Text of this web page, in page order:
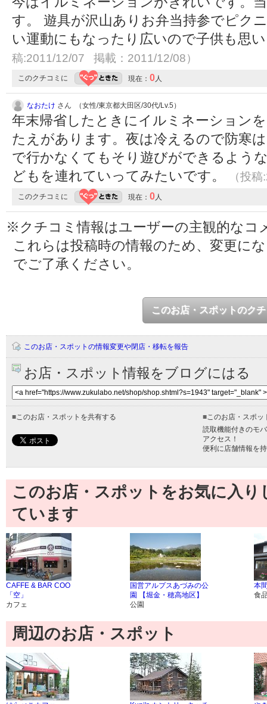
す。 遊具が沢山ありお弁当持参でピク
い運動にもなったり広いので子供も思
稿:2011/12/07 掲載：2011/12/08）
このクチコミに 現在： 0人
なおたけ さん （女性/東京都大田区/30代/Lv.5）
年末帰省したときにイルミネーション
たえがあります。夜は冷えるので防寒
で行かなくてもそり遊びができるよう
どもを連れていってみたいです。
（投
このクチコミに 現在： 0人
※クチコミ情報はユーザーの主観的なコ
これらは投稿時の情報のため、変更に
でご了承ください。
このお店・スポットのク
このお店・スポットの情報変更や閉店・移転を報告
お店・スポット情報をブログにはる
■このお店・スポットを共有する ■このお店・スポッ
読取機能付きのモ
アクセス！
便利に店舗情報を
このお店・スポットをお気に入
ています
CAFFE & BAR COO
「空」
カフェ
国営アルプスあづみの公
園 【堀金・穂高地区】
公園
本
食
周辺のお店・スポット